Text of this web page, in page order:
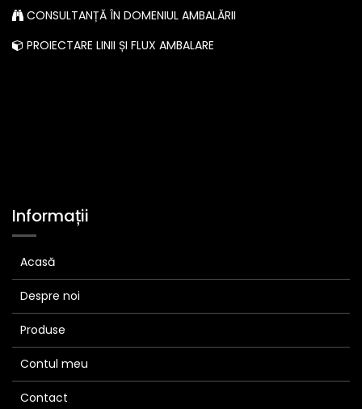
CONSULTANȚĂ ÎN DOMENIUL AMBALĂRII
PROIECTARE LINII ȘI FLUX AMBALARE
Informații
Acasă
Despre noi
Produse
Contul meu
Contact